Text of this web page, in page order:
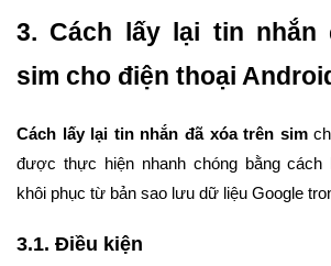
3. Cách lấy lại tin nhắn
sim cho điện thoại
Cách lấy lại tin nhắn đã xóa trên sim
được thực hiện nhanh chóng bằng cách
khôi phục từ bản sao lưu dữ liệu Google
3.1. Điều kiện